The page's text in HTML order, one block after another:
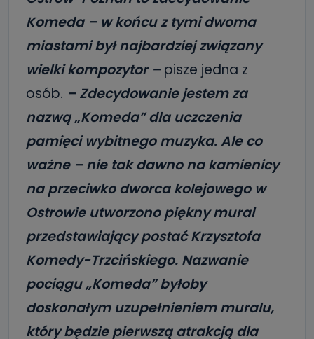
Komeda – w końcu z tymi dwoma
miastami był najbardziej związany
wielki kompozytor –pisze jedna z
osób. – Zdecydowanie jestem za
nazwą „Komeda” dla uczczenia
pamięci wybitnego muzyka. Ale co
ważne – nie tak dawno na kamienicy
na przeciwko dworca kolejowego w
Ostrowie utworzono piękny mural
przedstawiający postać Krzysztofa
Komedy-Trzcińskiego. Nazwanie
pociągu „Komeda” byłoby
doskonałym uzupełnieniem muralu,
który będzie pierwszą atrakcją dla